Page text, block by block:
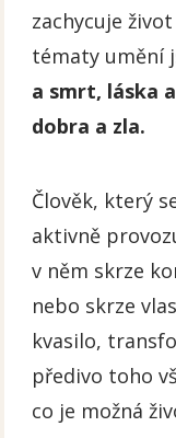
zachycuje
tématy umění
a smrt, láska
dobra a zla.
Člověk, který
aktivně
v něm skrze
nebo skrze
kvasilo,
předivo toho
co je možná